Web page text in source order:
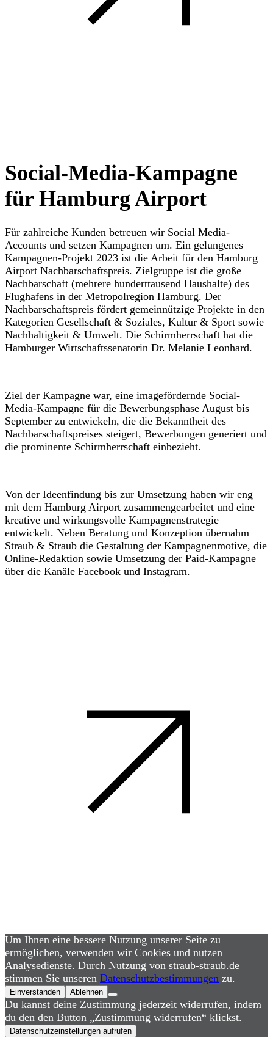
Social-Media-Kampagne
für Hamburg Airport
Für zahlreiche Kunden betreuen wir Social Media-
Accounts und setzen Kampagnen um. Ein gelungenes
Kampagnen-Projekt 2023 ist die Arbeit für den Hamburg
Airport Nachbarschaftspreis. Zielgruppe ist die große
Nachbarschaft (mehrere hunderttausend Haushalte) des
Flughafens in der Metropolregion Hamburg. Der
Nachbarschaftspreis fördert gemeinnützige Projekte in den
Kategorien Gesellschaft & Soziales, Kultur & Sport sowie
Nachhaltigkeit & Umwelt. Die Schirmherrschaft hat die
Hamburger Wirtschaftssenatorin Dr. Melanie Leonhard.
Ziel der Kampagne war, eine imagefördernde Social-
Media-Kampagne für die Bewerbungsphase August bis
September zu entwickeln, die die Bekanntheit des
Nachbarschaftspreises steigert, Bewerbungen generiert und
die prominente Schirmherrschaft einbezieht.
Von der Ideenfindung bis zur Umsetzung haben wir eng
mit dem Hamburg Airport zusammengearbeitet und eine
kreative und wirkungsvolle Kampagnenstrategie
entwickelt. Neben Beratung und Konzeption übernahm
Straub & Straub die Gestaltung der Kampagnenmotive, die
Online-Redaktion sowie Umsetzung der Paid-Kampagne
über die Kanäle Facebook und Instagram.
Um Ihnen eine bessere Nutzung unserer Seite zu
ermöglichen, verwenden wir Cookies und nutzen
Analysedienste. Durch Nutzung von straub-straub.de
stimmen Sie unseren Datenschutzbestimmungen zu.
Einverstanden Ablehnen
Du kannst deine Zustimmung jederzeit widerrufen, indem
du den den Button „Zustimmung widerrufen“ klickst.
Datenschutzeinstellungen aufrufen